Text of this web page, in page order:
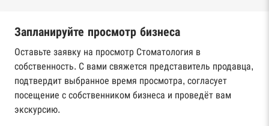
Реестр государственных контрактов
Федерального казначейства
Картотека арбитражных дел Высшего
арбитражного суда
Единый федеральный реестр сведений о
Запланируйте просмотр бизнеса
Оставьте заявку на просмотр Стоматология в
собственность. С вами свяжется представитель продавца,
подтвердит выбранное время просмотра, согласует
посещение с собственником бизнеса и проведёт вам
экскурсию.